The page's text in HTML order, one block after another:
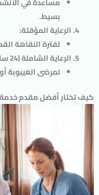
بسيط.
الرعاية المؤقتة:
لفترة النقاهة
الرعاية الشاملة (24 ساعة)
لمرضى الغيبوبة
كيف تختار أفضل مقدم